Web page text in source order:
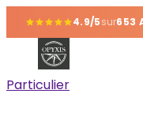
4.9/5sur653
Particulier